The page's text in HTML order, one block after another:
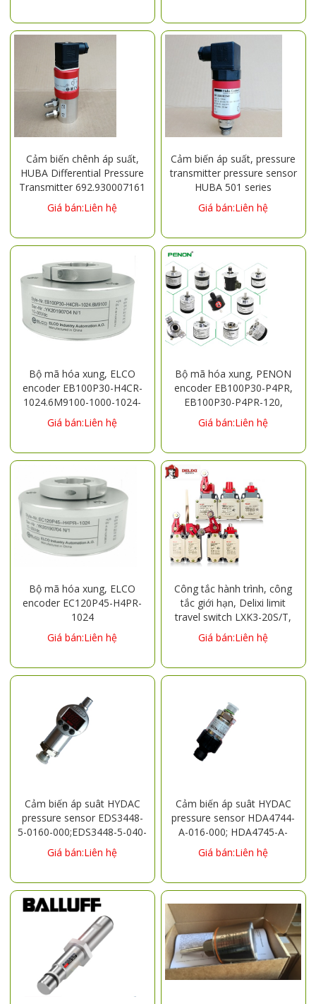
Cảm biến chênh áp suất,
HUBA Differential Pressure
Transmitter 692.930007161
Giá bán:Liên hệ
Cảm biến áp suất, pressure
transmitter pressure sensor
HUBA 501 series
Giá bán:Liên hệ
Bộ mã hóa xung, ELCO
encoder EB100P30-H4CR-
1024.6M9100-1000-1024-
360
Giá bán:Liên hệ
Bộ mã hóa xung, PENON
encoder EB100P30-P4PR,
EB100P30-P4PR-120,
EB100P30-P4PR-360,
EB100P30-P4PR-512,
Giá bán:Liên hệ
Bộ mã hóa xung, ELCO
encoder EC120P45-H4PR-
1024
Giá bán:Liên hệ
Công tắc hành trình, công
tắc giới hạn, Delixi limit
travel switch LXK3-20S/T,
LXK3-20S/B, LXK3-20S/D,
LXK3-20S/L ,LXK3-20S/H1,
LXK3-20S/Z, LXK3-20H/B,
Giá bán:Liên hệ
Cảm biến áp suât HYDAC
pressure sensor EDS3448-
5-0160-000;EDS3448-5-040-
000
Giá bán:Liên hệ
Cảm biến áp suât HYDAC
pressure sensor HDA4744-
A-016-000; HDA4745-A-
400-000
Giá bán:Liên hệ